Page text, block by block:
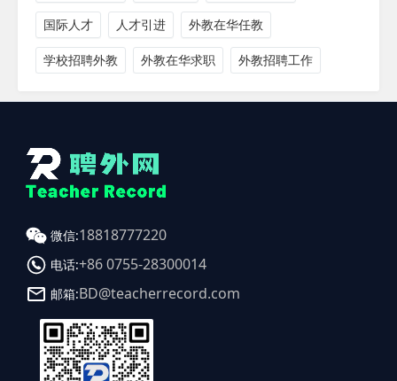
国际人才 人才引进 外教在华任教
学校招聘外教 外教在华求职 外教招聘工作
微信:18818777220
电话:+86 0755-28300014
邮箱:BD@teacherrecord.com